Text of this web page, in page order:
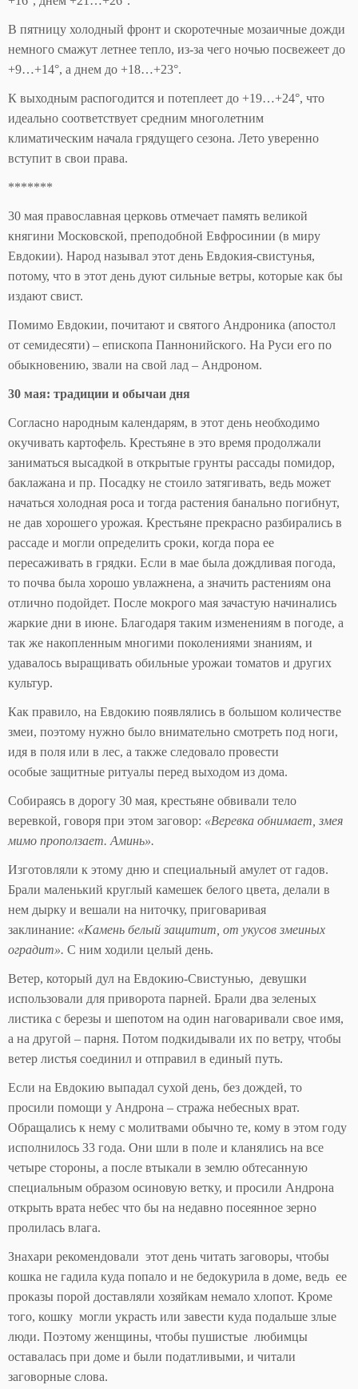
В пятницу холодный фронт и скоротечные мозаичные дожди
немного смажут летнее тепло, из-за чего ночью посвежеет до
+9…+14°, а днем до +18…+23°.
К выходным распогодится и потеплеет до +19…+24°, что
идеально соответствует средним многолетним
климатическим начала грядущего сезона. Лето уверенно
вступит в свои права.
*******
30 мая православная церковь отмечает память великой
княгини Московской, преподобной Евфросинии (в миру
Евдокии). Народ называл этот день Евдокия-свистунья,
потому, что в этот день дуют сильные ветры, которые как бы
издают свист.
Помимо Евдокии, почитают и святого Андроника (апостол
от семидесяти) – епископа Паннонийского. На Руси его по
обыкновению, звали на свой лад – Андроном.
30 мая: традиции и обычаи дня
Согласно народным календарям, в этот день необходимо
окучивать картофель. Крестьяне в это время продолжали
заниматься высадкой в открытые грунты рассады помидор,
баклажана и пр. Посадку не стоило затягивать, ведь может
начаться холодная роса и тогда растения банально погибнут,
не дав хорошего урожая. Крестьяне прекрасно разбирались в
рассаде и могли определить сроки, когда пора ее
пересаживать в грядки. Если в мае была дождливая погода,
то почва была хорошо увлажнена, а значить растениям она
отлично подойдет. После мокрого мая зачастую начинались
жаркие дни в июне. Благодаря таким изменениям в погоде, а
так же накопленным многими поколениями знаниям, и
удавалось выращивать обильные урожаи томатов и других
культур.
Как правило, на Евдокию появлялись в большом количестве
змеи, поэтому нужно было внимательно смотреть под ноги,
идя в поля или в лес, а также следовало провести
особые защитные ритуалы перед выходом из дома.
Собираясь в дорогу 30 мая, крестьяне обвивали тело
веревкой, говоря при этом заговор: «Веревка обнимает, змея
мимо проползает. Аминь».
Изготовляли к этому дню и специальный амулет от гадов.
Брали маленький круглый камешек белого цвета, делали в
нем дырку и вешали на ниточку, приговаривая
заклинание: «Камень белый защитит, от укусов змеиных
оградит». С ним ходили целый день.
Ветер, который дул на Евдокию-Свистунью, девушки
использовали для приворота парней. Брали два зеленых
листика с березы и шепотом на один наговаривали свое имя,
а на другой – парня. Потом подкидывали их по ветру, чтобы
ветер листья соединил и отправил в единый путь.
Если на Евдокию выпадал сухой день, без дождей, то
просили помощи у Андрона – стража небесных врат.
Обращались к нему с молитвами обычно те, кому в этом году
исполнилось 33 года. Они шли в поле и кланялись на все
четыре стороны, а после втыкали в землю обтесанную
специальным образом осиновую ветку, и просили Андрона
открыть врата небес что бы на недавно посеянное зерно
пролилась влага.
Знахари рекомендовали этот день читать заговоры, чтобы
кошка не гадила куда попало и не бедокурила в доме, ведь ее
проказы порой доставляли хозяйкам немало хлопот. Кроме
того, кошку могли украсть или завести куда подальше злые
люди. Поэтому женщины, чтобы пушистые любимцы
оставалась при доме и были податливыми, и читали
заговорные слова.